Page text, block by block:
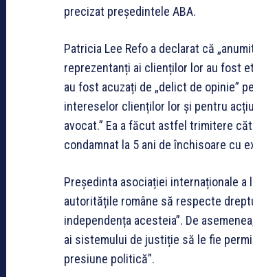
precizat președintele ABA.
Patricia Lee Refo a declarat că
reprezentanți ai clienților lor au fost
au fost acuzați de „delict de opinie”
intereselor clienților lor și pentru
avocat.” Ea a făcut astfel trimitere
condamnat la 5 ani de închisoare cu
Președinta asociației internaționale a
autoritățile române să respecte
independența acesteia”. De
ai sistemului de justiție să le fie
presiune politică”.